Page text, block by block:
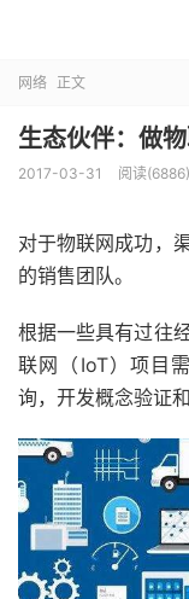
网络 正文
生态伙伴：做
2017-03-31 阅读(6886)
对于物联网成功，
的销售团队。
根据一些具有过往
联网（IoT）项目
询，开发概念验证